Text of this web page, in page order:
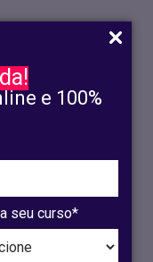
e 100%
seu curso*